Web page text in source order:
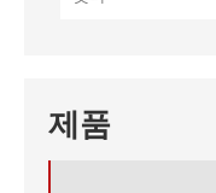
제품